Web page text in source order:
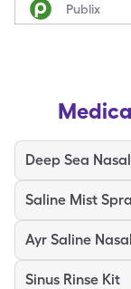
Publix
Saline Mist
Ayr Saline Nasal
Sinus Rinse Kit